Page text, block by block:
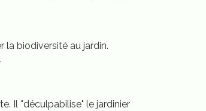
la biodiversité au jardin.
Il "déculpabilise" le jardinier